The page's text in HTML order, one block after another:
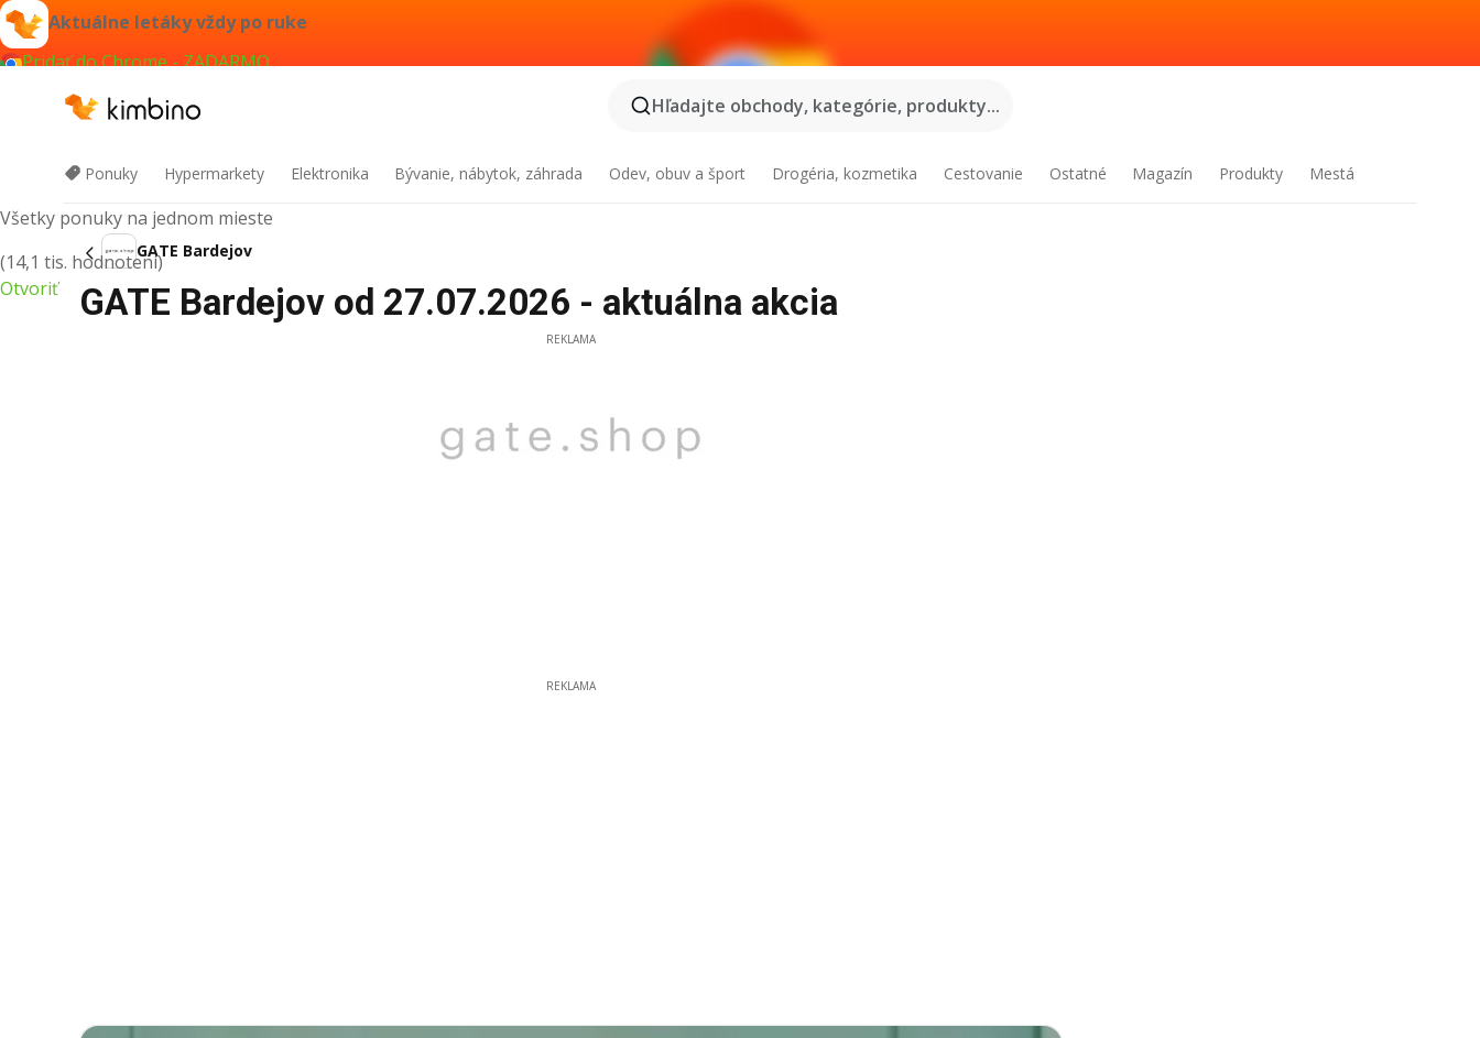
Aktuálne letáky vždy po ruke
Pridať do Chrome - ZADARMO
Kimbino
Všetky ponuky na jednom mieste
(14,1 tis. hodnotení)
Otvoriť
Hľadajte obchody, kategórie, produkty...
Ponuky Hypermarkety Elektronika Bývanie, nábytok, záhrada Odev, obuv a šport Drogéria, kozmetika Cestovanie Ostatné Magazín Produkty Mestá
GATE Bardejov
GATE Bardejov od 27.07.2026 - aktuálna akcia
REKLAMA
REKLAMA